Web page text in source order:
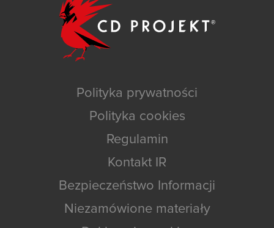
Polityka prywatności
Polityka cookies
Regulamin
Kontakt IR
Bezpieczeństwo Informacji
Niezamówione materiały